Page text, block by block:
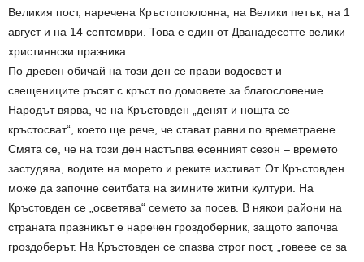
Великия пост, наречена Кръстопоклонна, на Велики петък, на 1
август и на 14 септември. Това е един от Дванадесетте велики
християнски празника.
По древен обичай на този ден се прави водосвет и
свещениците ръсят с кръст по домовете за благословение.
Народът вярва, че на Кръстовден „денят и нощта се
кръстосват“, което ще рече, че стават равни по времетраене.
Смята се, че на този ден настъпва есенният сезон – времето
застудява, водите на морето и реките изстиват. От Кръстовден
може да започне сеитбата на зимните житни култури. На
Кръстовден се „осветява“ семето за посев. В някои райони на
страната празникът е наречен гроздоберник, защото започва
гроздоберът. На Кръстовден се спазва строг пост, „говеее се за